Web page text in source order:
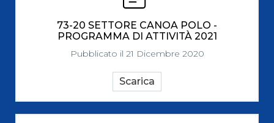
73-20 SETTORE CANOA POLO -
PROGRAMMA DI ATTIVITÀ 2021
Pubblicato il 21 Dicembre 2020
Scarica